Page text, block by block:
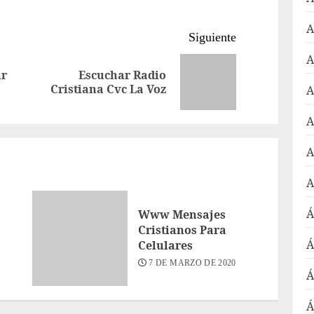
anterior:
Siguiente
entrada:
Escuchar Radio
Cristiana Cvc La Voz
Www Mensajes
Cristianos Para
Celulares
7 DE MARZO DE 2020